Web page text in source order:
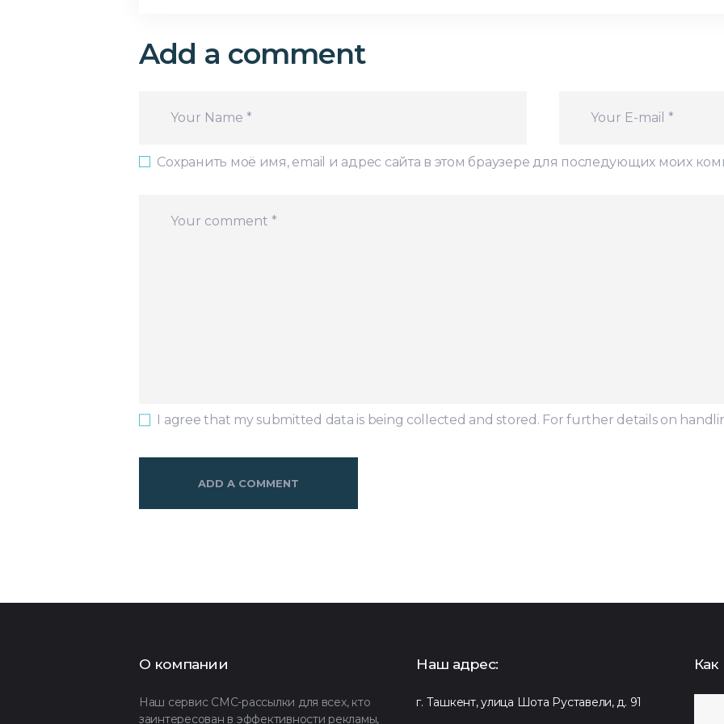
Add a comment
Сохранить моё имя, email и адрес сайта в этом браузере для последующих моих
I agree that my submitted data is being collected and stored. For further details on
О компании
Наш сервис СМС-рассылки для всех, кто
заинтересован в эффективности рекламы,
Наш адрес:
г. Ташкент, улица Шота Руставели, д. 91
Как